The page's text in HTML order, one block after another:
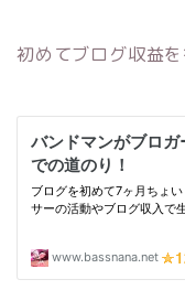
初めてブログ収益